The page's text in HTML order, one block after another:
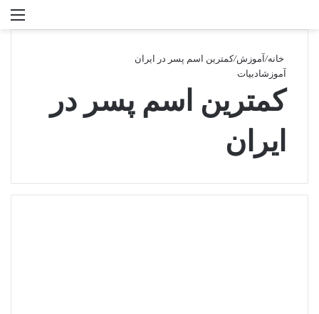
جستجو
خانه/آموزش/کمترین اسم پسر در ایران
آموزشادبیات
کمترین اسم پسر در
ایران